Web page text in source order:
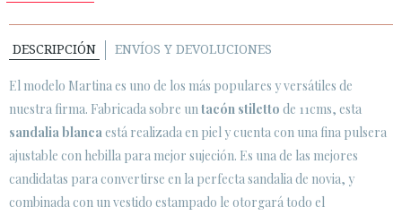
     
DESCRIPCIÓN ENVÍOS Y DEVOLUCIONES
El modelo Martina es uno de los más populares y versátiles de
nuestra firma. Fabricada sobre untacón stiletto de 11cms, esta
sandalia blancaestá realizada en piel y cuenta con una fina pulsera
ajustable con hebilla para mejor sujeción. Es una de las mejores
candidatas para convertirse en la perfecta sandalia de novia, y
combinada con un vestido estampado le otorgará todo el